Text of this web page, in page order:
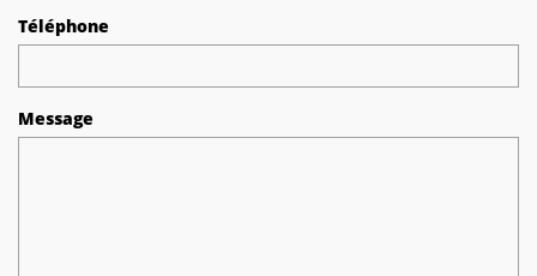
Téléphone
Message